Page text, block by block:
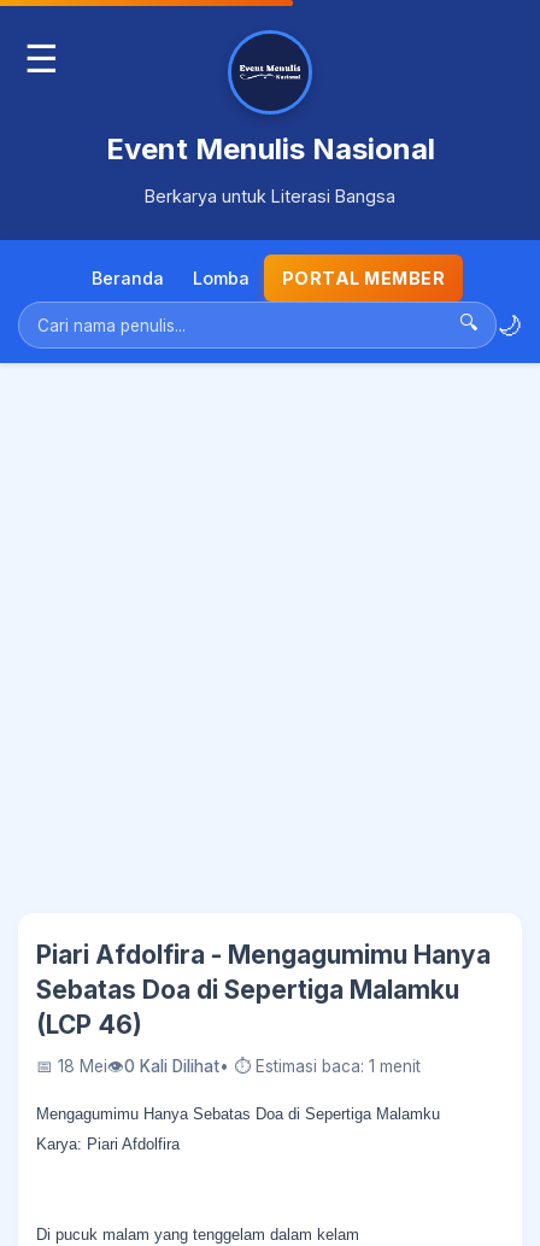
☰
Event Menulis Nasional
Berkarya untuk Literasi Bangsa
Beranda Lomba PORTAL MEMBER
🔍 🌙
Piari Afdolfira - Mengagumimu Hanya
Sebatas Doa di Sepertiga Malamku
(LCP 46)
📅 18 Mei👁0 Kali Dilihat• ⏱ Estimasi baca: 1 menit
Mengagumimu Hanya Sebatas Doa di Sepertiga Malamku
Karya: Piari Afdolfira
Di pucuk malam yang tenggelam dalam kelam